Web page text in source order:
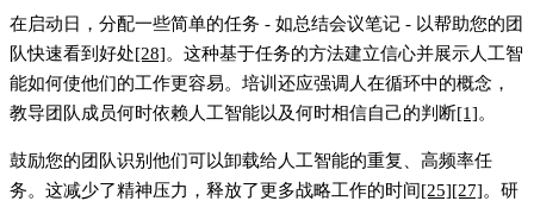
在启动日，分配一些简单的任务 - 如总结会议笔记 - 以帮助您的团
队快速看到好处[28]。这种基于任务的方法建立信心并展示人工智
能如何使他们的工作更容易。培训还应强调 人在循环中的概念，
教导团队成员何时依赖人工智能以及何时相信自己的判断[1]。
鼓励您的团队识别他们可以卸载给人工智能的重复、高频率任
务。这减少了精神压力，释放了更多战略工作的时间[25][27]。研